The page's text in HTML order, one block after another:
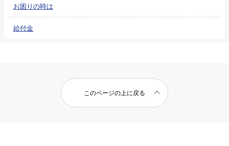
お困りの時は
給付金
このページの上に戻る